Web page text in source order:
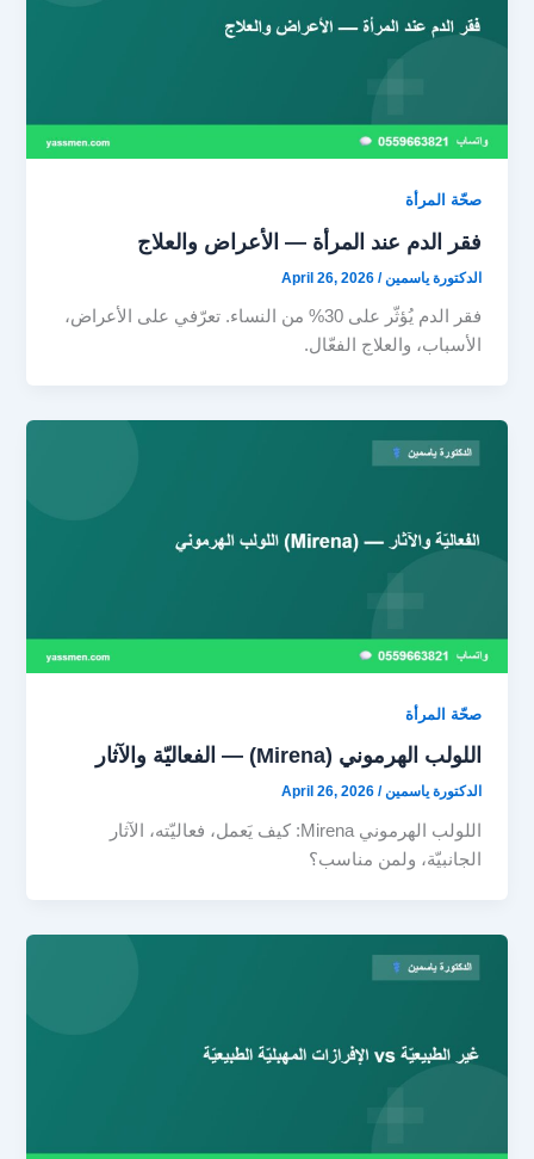
صحّة المرأة
فقر الدم عند المرأة — الأعراض والعلاج
الدكتورة ياسمين/
April 26, 2026
فقر الدم يُؤثّر على 30% من النساء. تعرّفي على الأعراض،
الأسباب، والعلاج الفعّال.
صحّة المرأة
اللولب الهرموني (Mirena) — الفعاليّة والآثار
الدكتورة ياسمين/
April 26, 2026
اللولب الهرموني Mirena: كيف يَعمل، فعاليّته، الآثار
الجانبيّة، ولمن مناسب؟